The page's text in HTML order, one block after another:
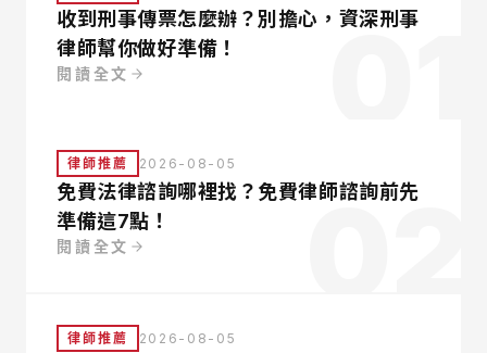
收到刑事傳票怎麼辦？別擔心，資深刑事
律師幫你做好準備！
閱讀全文
律師推薦 2026-08-05
免費法律諮詢哪裡找？免費律師諮詢前先
準備這7點！
閱讀全文 02
律師推薦 2026-08-05